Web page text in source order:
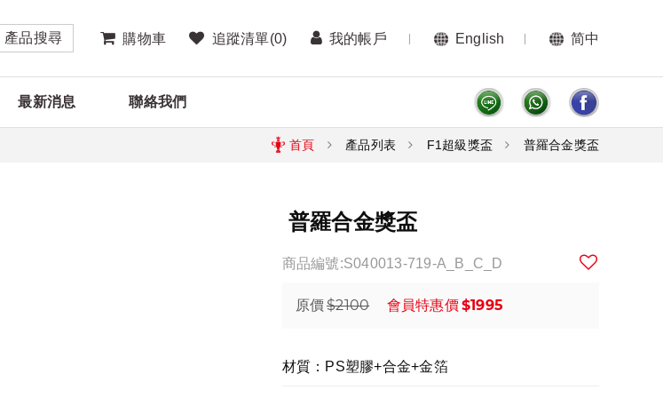
產品搜尋 購物車 追蹤清單(0) 我的帳戶 English 简中
最新消息 聯絡我們
首頁 產品列表 F1超級獎盃 普羅合金獎盃
普羅合金獎盃
商品編號:S040013-719-A_B_C_D
原價$2100 會員特惠價$1995
材質：PS塑膠+合金+金箔